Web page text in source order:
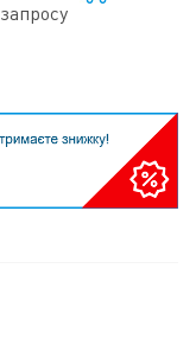
запросу